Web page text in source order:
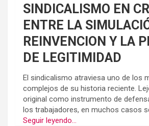
SINDICALISMO EN
ENTRE LA
REINVENCION Y LA
DE LEGITIMIDAD
El sindicalismo atraviesa uno de los
complejos de su historia reciente.
original como instrumento de
los trabajadores, en muchos casos
Seguir leyendo...